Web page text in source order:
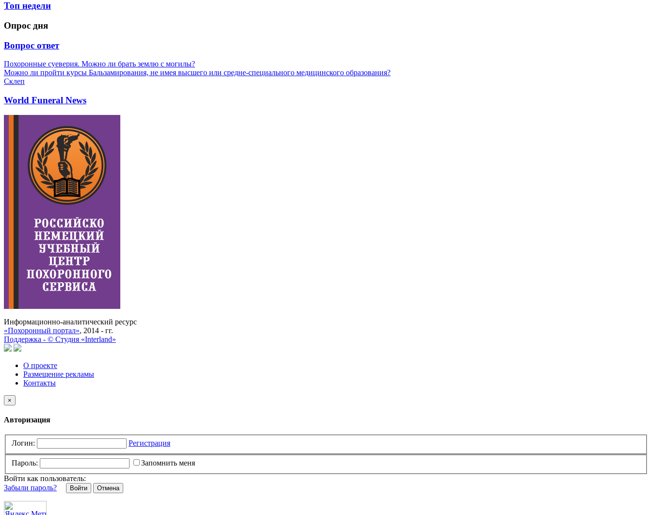
Топ недели
Опрос дня
Вопрос ответ
Похоронные суеверия. Можно ли брать землю с могилы?
Можно ли пройти курсы Бальзамирования, не имея высшего или средне-специального медицинского образования?
Склеп
World Funeral News
Информационно-аналитический ресурс
«Похоронный портал», 2014 - гг.
Поддержка - © Cтудия «Interland»
О проекте
Размещение рекламы
Контакты
×
Авторизация
Логин: Регистрация
Пароль:
Запомнить меня
Войти как пользователь:
Забыли пароль?
Отмена